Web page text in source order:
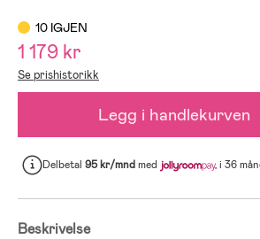
10 IGJEN
1 179 kr
Se prishistorikk
Legg i handlekurven
Delbetal 95 kr/mndmed i 36
Beskrivelse